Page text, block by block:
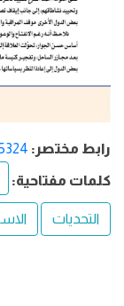
رابط مختصر:
كلمات مفتاحية:
التحديات